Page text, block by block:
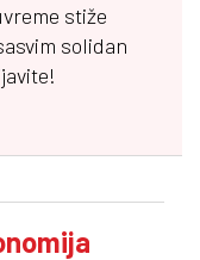
stiže
solidan